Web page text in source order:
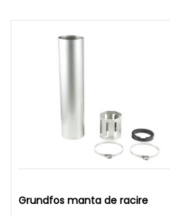
Grundfos manta de racire